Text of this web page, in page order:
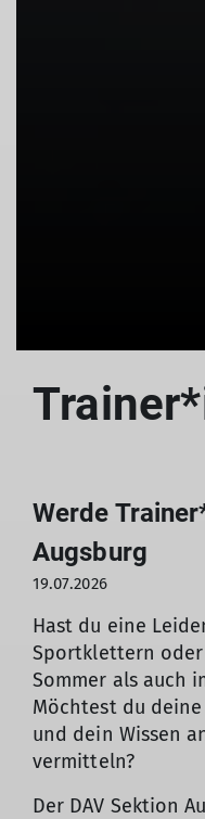
Werde
Augsburg
19.07.2026
Hast du eine
Sportklettern
Sommer als auch
Möchtest du
und dein Wissen
vermitteln?
Der DAV Sektion